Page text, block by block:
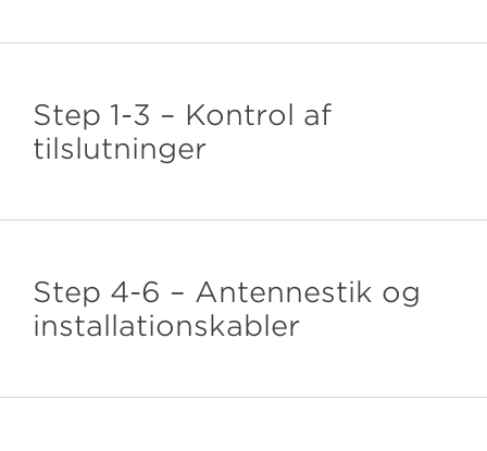
Step 1-3 – Kontrol af
tilslutninger
Step 4-6 – Antennestik og
installationskabler